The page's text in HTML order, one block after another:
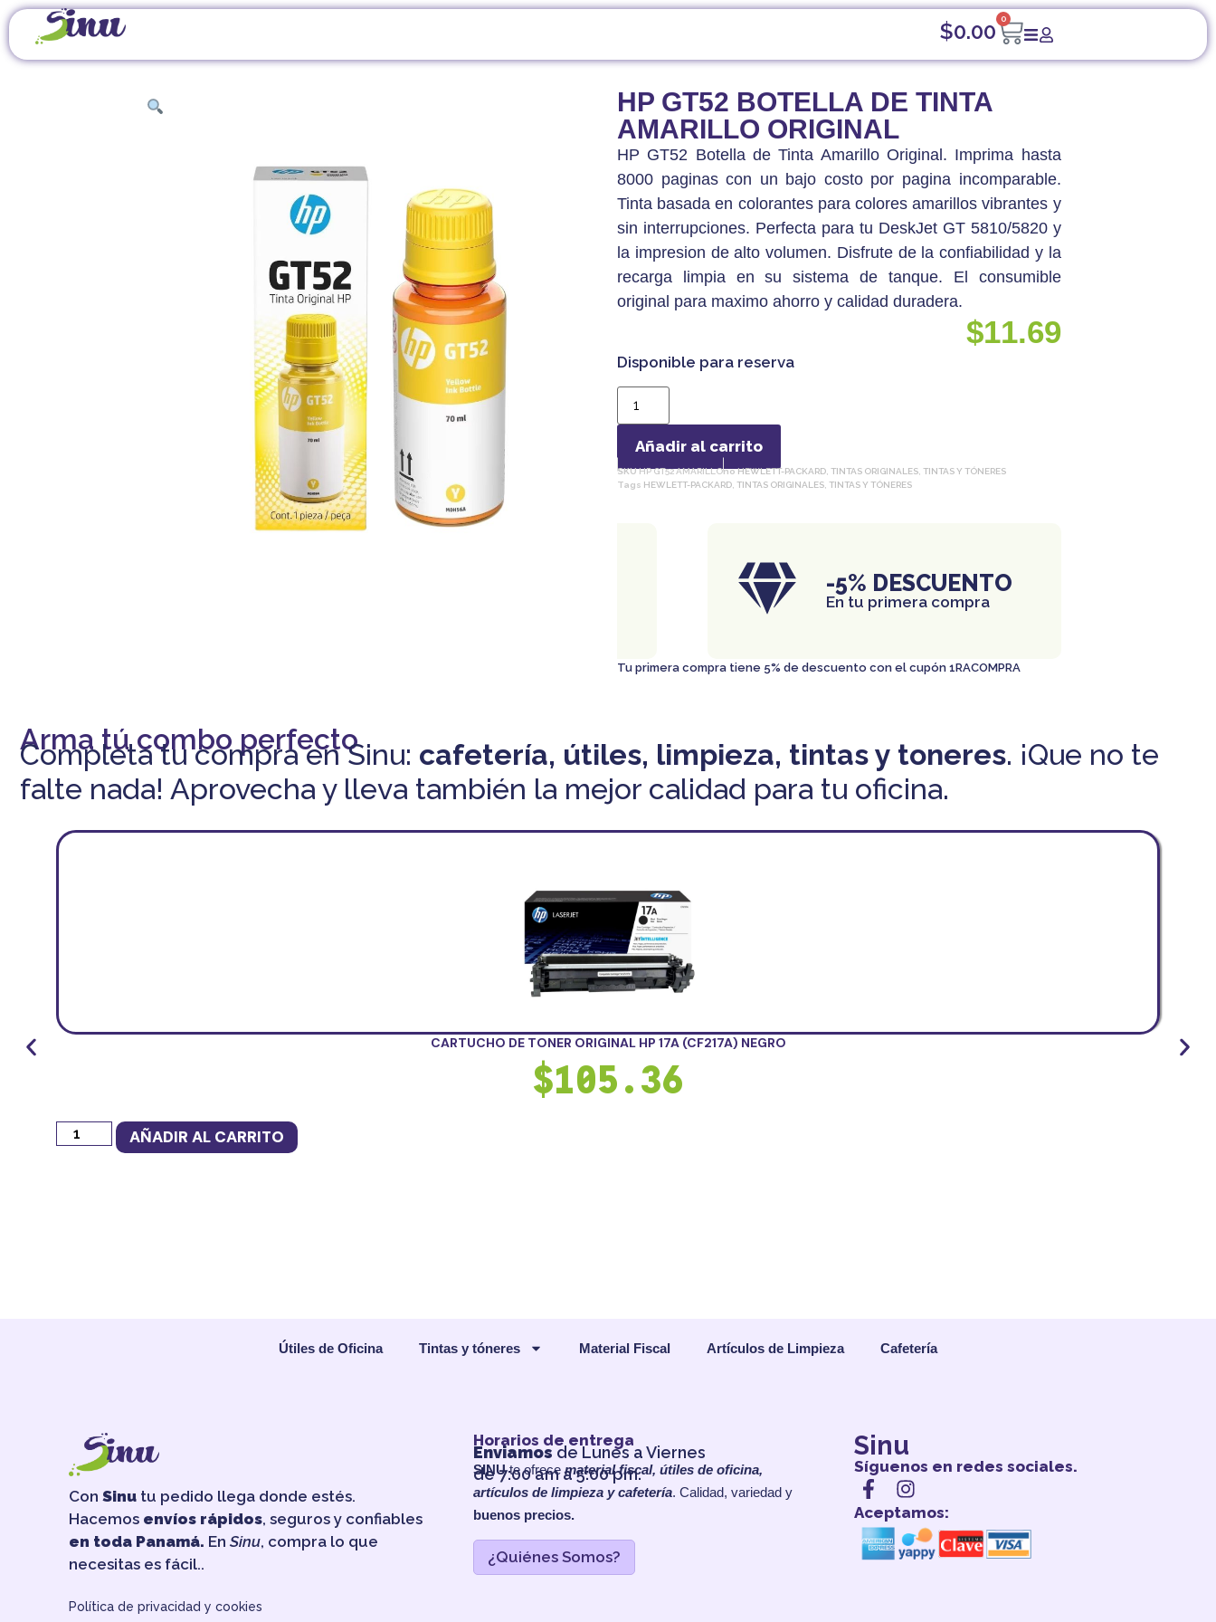
$0.00 0
HP GT52 BOTELLA DE TINTA
AMARILLO ORIGINAL
HP GT52 Botella de Tinta Amarillo Original. Imprima hasta
8000 paginas con un bajo costo por pagina incomparable.
Tinta basada en colorantes para colores amarillos vibrantes y
sin interrupciones. Perfecta para tu DeskJet GT 5810/5820 y
la impresion de alto volumen. Disfrute de la confiabilidad y la
recarga limpia en su sistema de tanque. El consumible
original para maximo ahorro y calidad duradera.
$11.69
Disponible para reserva
Añadir al carrito
SKUHP GT52 AMARILLOnoHEWLETT-PACKARD TINTAS ORIGINALES TINTAS Y TÓNERES
Tags HEWLETT-PACKARD TINTAS ORIGINALES TINTAS Y TÓNERES
-5% DESCUENTO
En tu primera compra
Tu primera compra tiene 5% de descuento con el cupón 1RACOMPRA
Arma tú combo perfecto
Completa tu compra en Sinu: cafetería, útiles, limpieza, tintas y toneres. ¡Que no te
falte nada! Aprovecha y lleva también la mejor calidad para tu oficina.
CARTUCHO DE TONER ORIGINAL HP 17A (CF217A) NEGRO
$105.36
AÑADIR AL CARRITO
Útiles de Oficina Tintas y tóneres Material Fiscal Artículos de Limpieza Cafetería
ConSinu tu pedido llega donde estés.
Hacemos envíos rápidos, seguros y confiables
en toda Panamá. EnSinu, compra lo que
necesitas es fácil..
Política de privacidad y cookies
Horarios de entrega
Enviamosde Lunes a Viernes
de 7:00 am a 5:00 pm.
SINUte ofrecematerial fiscal, útiles de oficina,
artículos de limpieza y cafetería. Calidad, variedad y
buenos precios.
¿Quiénes Somos?
Sinu
Síguenos en redes sociales.
Aceptamos: